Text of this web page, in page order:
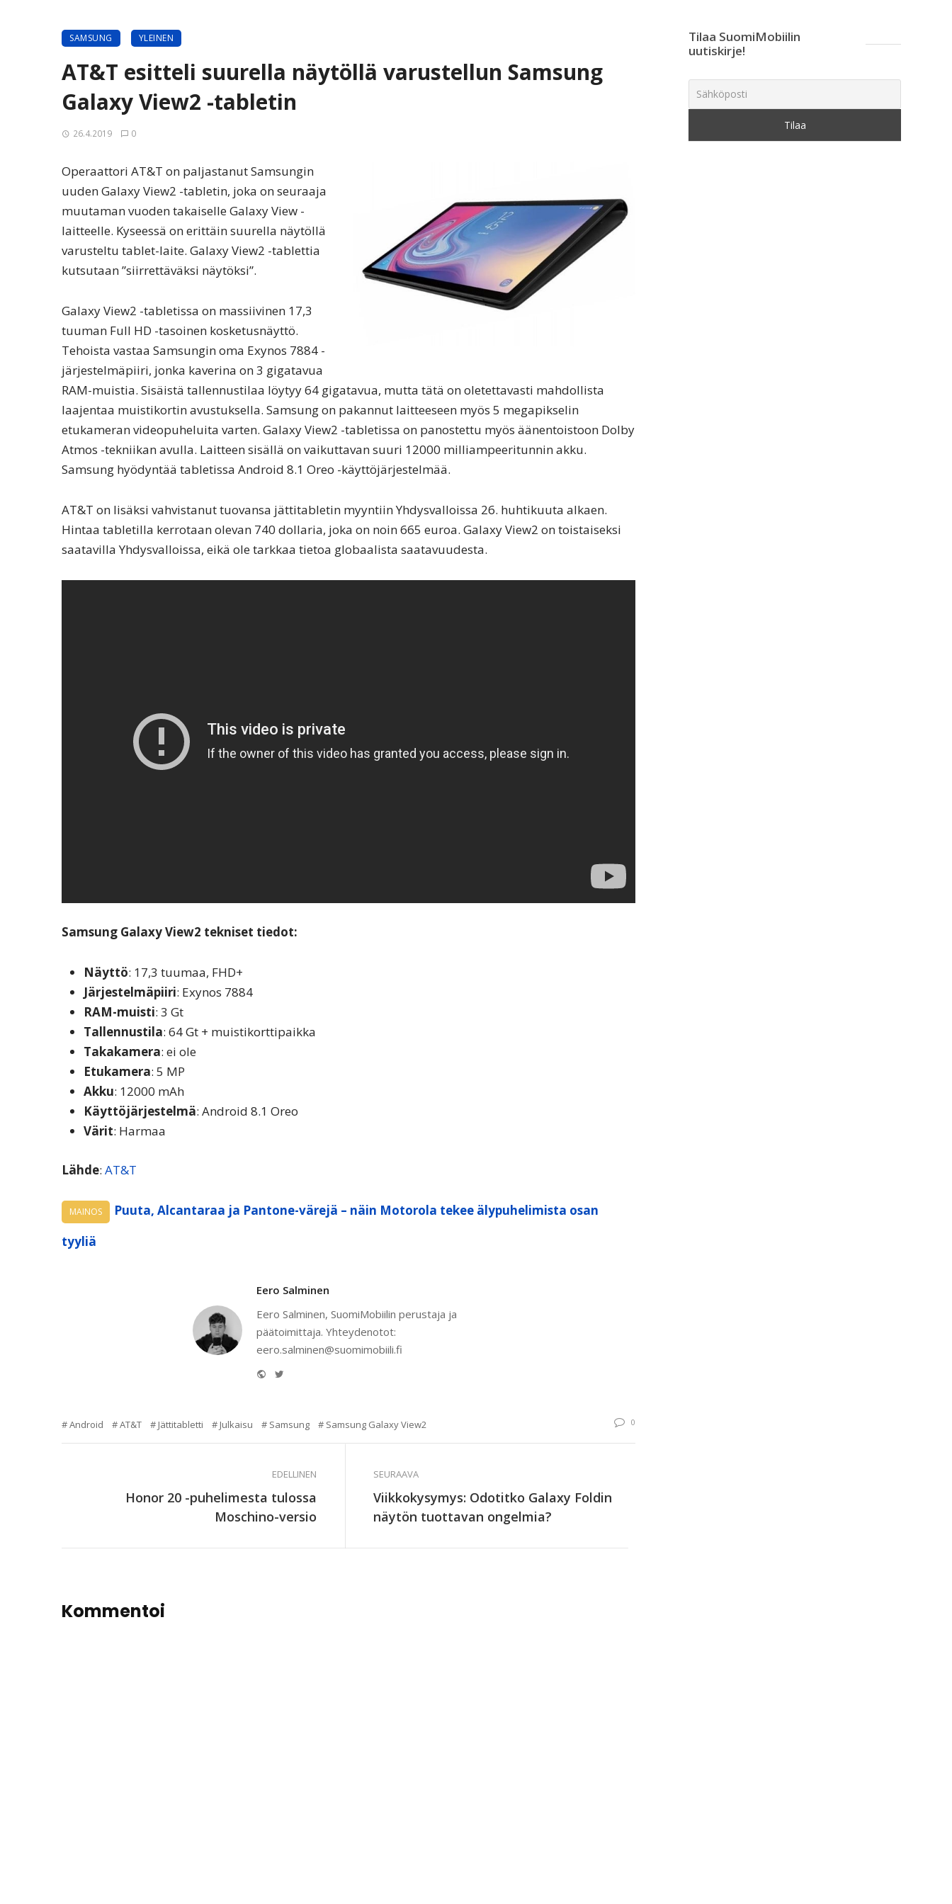
SAMSUNG YLEINEN
AT&T esitteli suurella näytöllä varustellun Samsung
Galaxy View2 -tabletin
26.4.2019 0
Operaattori AT&T on paljastanut Samsungin
uuden Galaxy View2 -tabletin, joka on seuraaja
muutaman vuoden takaiselle Galaxy View -
laitteelle. Kyseessä on erittäin suurella näytöllä
varusteltu tablet-laite. Galaxy View2 -tablettia
kutsutaan ”siirrettäväksi näytöksi”.
Galaxy View2 -tabletissa on massiivinen 17,3
tuuman Full HD -tasoinen kosketusnäyttö.
Tehoista vastaa Samsungin oma Exynos 7884 -
järjestelmäpiiri, jonka kaverina on 3 gigatavua
RAM-muistia. Sisäistä tallennustilaa löytyy 64 gigatavua, mutta tätä on oletettavasti mahdollista
laajentaa muistikortin avustuksella. Samsung on pakannut laitteeseen myös 5 megapikselin
etukameran videopuheluita varten. Galaxy View2 -tabletissa on panostettu myös äänentoistoon Dolby
Atmos -tekniikan avulla. Laitteen sisällä on vaikuttavan suuri 12000 milliampeeritunnin akku.
Samsung hyödyntää tabletissa Android 8.1 Oreo -käyttöjärjestelmää.
AT&T on lisäksi vahvistanut tuovansa jättitabletin myyntiin Yhdysvalloissa 26. huhtikuuta alkaen.
Hintaa tabletilla kerrotaan olevan 740 dollaria, joka on noin 665 euroa. Galaxy View2 on toistaiseksi
saatavilla Yhdysvalloissa, eikä ole tarkkaa tietoa globaalista saatavuudesta.
Samsung Galaxy View2 tekniset tiedot:
Näyttö: 17,3 tuumaa, FHD+
Järjestelmäpiiri: Exynos 7884
RAM-muisti: 3 Gt
Tallennustila: 64 Gt + muistikorttipaikka
Takakamera: ei ole
Etukamera: 5 MP
Akku: 12000 mAh
Käyttöjärjestelmä: Android 8.1 Oreo
Värit: Harmaa
Lähde: AT&T
MAINOS
Puuta, Alcantaraa ja Pantone-värejä – näin Motorola tekee älypuhelimista osan
tyyliä
Eero Salminen
Eero Salminen, SuomiMobiilin perustaja ja
päätoimittaja. Yhteydenotot:
eero.salminen@suomimobiili.fi
Website
Android AT&T Jättitabletti Julkaisu Samsung Samsung Galaxy View2 0
EDELLINEN
Honor 20 -puhelimesta tulossa
Moschino-versio
SEURAAVA
Viikkokysymys: Odotitko Galaxy Foldin
näytön tuottavan ongelmia?
Kommentoi
Tilaa SuomiMobiilin
uutiskirje!